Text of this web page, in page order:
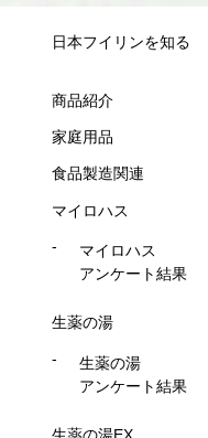
日本フイリンを知る
商品紹介
家庭用品
食品製造関連
マイロハス
マイロハス
アンケート結果
生薬の湯
生薬の湯
アンケート結果
生薬の湯EX